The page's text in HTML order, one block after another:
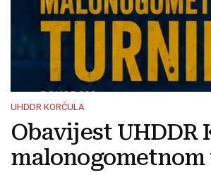
UHDDR KORČULA
Obavijest UHDDR
malonogometnom